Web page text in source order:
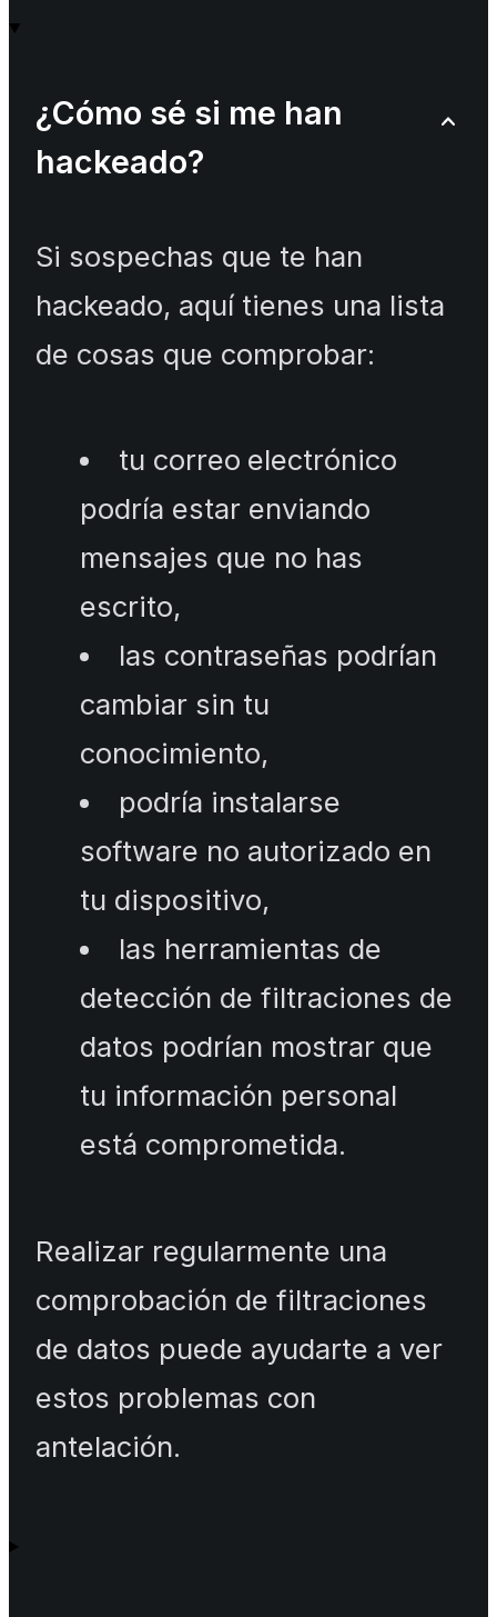
¿Cómo sé si me han
hackeado?
Si sospechas que te han
hackeado, aquí tienes una lista
de cosas que comprobar:
tu correo electrónico
podría estar enviando
mensajes que no has
escrito,
las contraseñas podrían
cambiar sin tu
conocimiento,
podría instalarse
software no autorizado en
tu dispositivo,
las herramientas de
detección de filtraciones de
datos podrían mostrar que
tu información personal
está comprometida.
Realizar regularmente una
comprobación de filtraciones
de datos puede ayudarte a ver
estos problemas con
antelación.